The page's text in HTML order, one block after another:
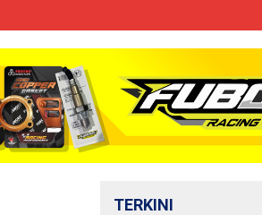
TERKINI